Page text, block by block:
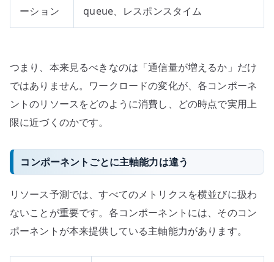
ーション
queue、レスポンスタイム
つまり、本来見るべきなのは「通信量が増えるか」だけ
ではありません。ワークロードの変化が、各コンポーネ
ントのリソースをどのように消費し、どの時点で実用上
限に近づくのかです。
コンポーネントごとに主軸能力は違う
リソース予測では、すべてのメトリクスを横並びに扱わ
ないことが重要です。各コンポーネントには、そのコン
ポーネントが本来提供している主軸能力があります。